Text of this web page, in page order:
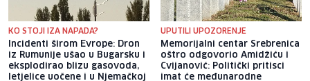
KO STOJI IZA NAPADA?
Incidenti širom Evrope: Dron
iz Rumunije ušao u Bugarsku i
eksplodirao blizu gasovoda,
letjelice uočene i u Njemačkoj
UPUTILI UPOZORENJE
Memorijalni centar Srebrenica
oštro odgovorio Amidžiću i
Cvijanović: Politički pritisci
imat će međunarodne